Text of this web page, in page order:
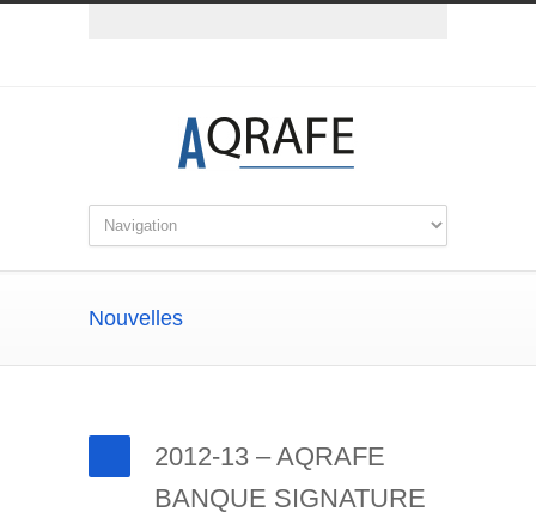
Nouvelles
2012-13 – AQRAFE
BANQUE SIGNATURE